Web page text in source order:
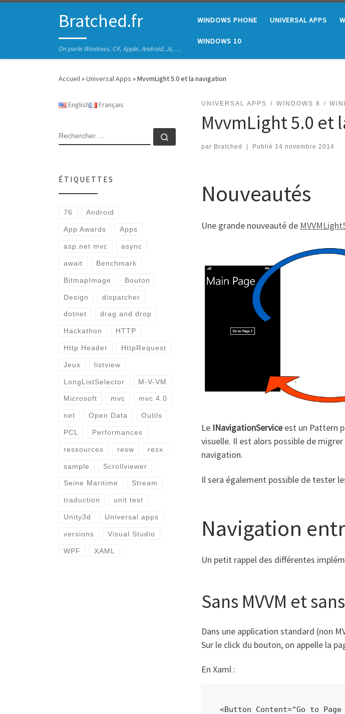
Passer au contenuBratched.fr
On parle Windows, C#, Apple, Android, Js, …
WINDOWS PHONE UNIVERSAL APPS
WINDOWS 10
Accueil»Universal Apps »MvvmLight 5.0 et la navigation
UNIVERSAL APPS WINDOWS 8
MvvmLight 5.0 et
par Bratched Publié 14 novembre 2014
Nouveautés
Une grande nouveauté de
Le INavigationServiceest un Pattern
visuelle. Il est alors possible de
navigation.
Il sera également possible de tester
Navigation
Un petit rappel des différentes
Sans MVVM et
Dans une application standard (non
Sur le click du bouton, on appelle la
En Xaml :
<Button Content="Go to
English Français
RECHERCHER
ÉTIQUETTES
76 Android
App Awards Apps
asp.net mvc async
await Benchmark
BitmapImage Bouton
Design dispatcher
dotnet drag and drop
Hackathon HTTP
Http Header HttpRequest
Jeux listview
LongListSelector M-V-VM
Microsoft mvc mvc 4.0
net Open Data Outils
PCL Performances
ressources resw resx
sample Scrollviewer
Seine Maritime Stream
traduction unit test
Unity3d Universal apps
versions Visual Studio
WPF XAML